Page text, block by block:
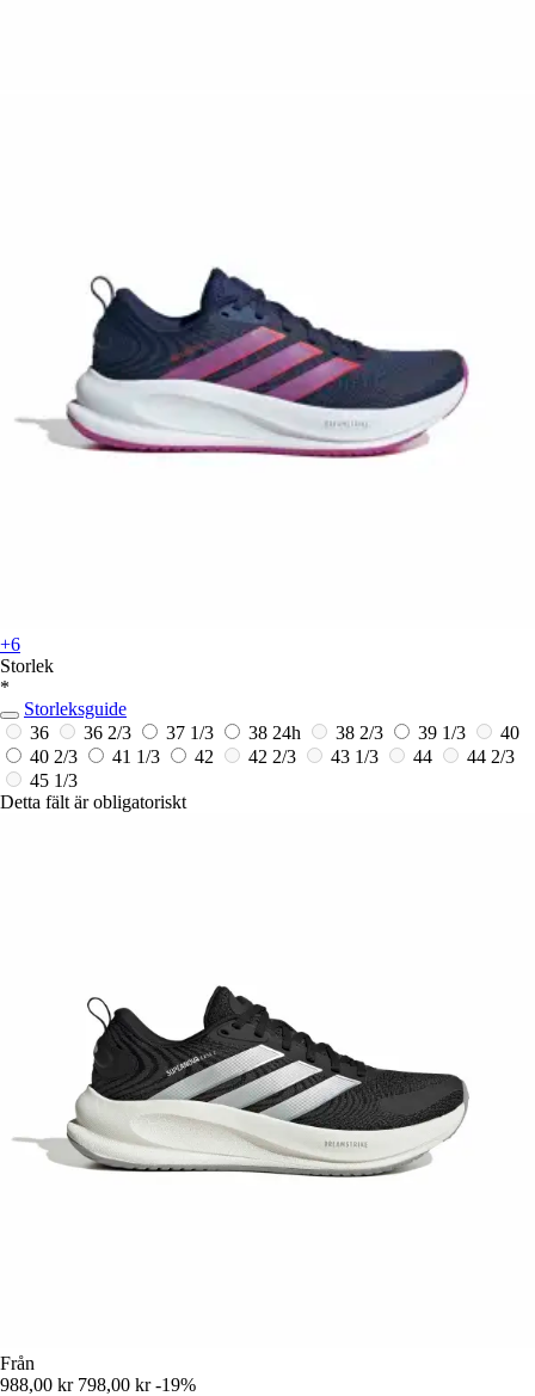
+6
Storlek
*
Storleksguide
36
36 2/3 37 1/3 38 24h 38 2/3 39 1/3
40
40 2/3
41 1/3 42 42 2/3 43 1/3 44
44 2/3
45 1/3
Detta fält är obligatoriskt
Från
988,00 kr 798,00 kr -19%